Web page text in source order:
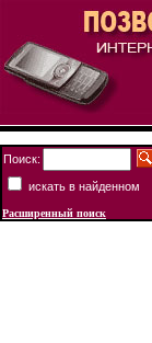
Поиск:
искать в найденном
Расширенный поиск